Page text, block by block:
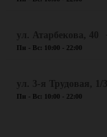
Пн - Вс: 10:00 - 22:00
Пн - Вс: 10:00 - 22:00